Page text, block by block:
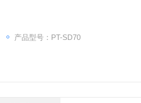
产品型号：PT-SD70